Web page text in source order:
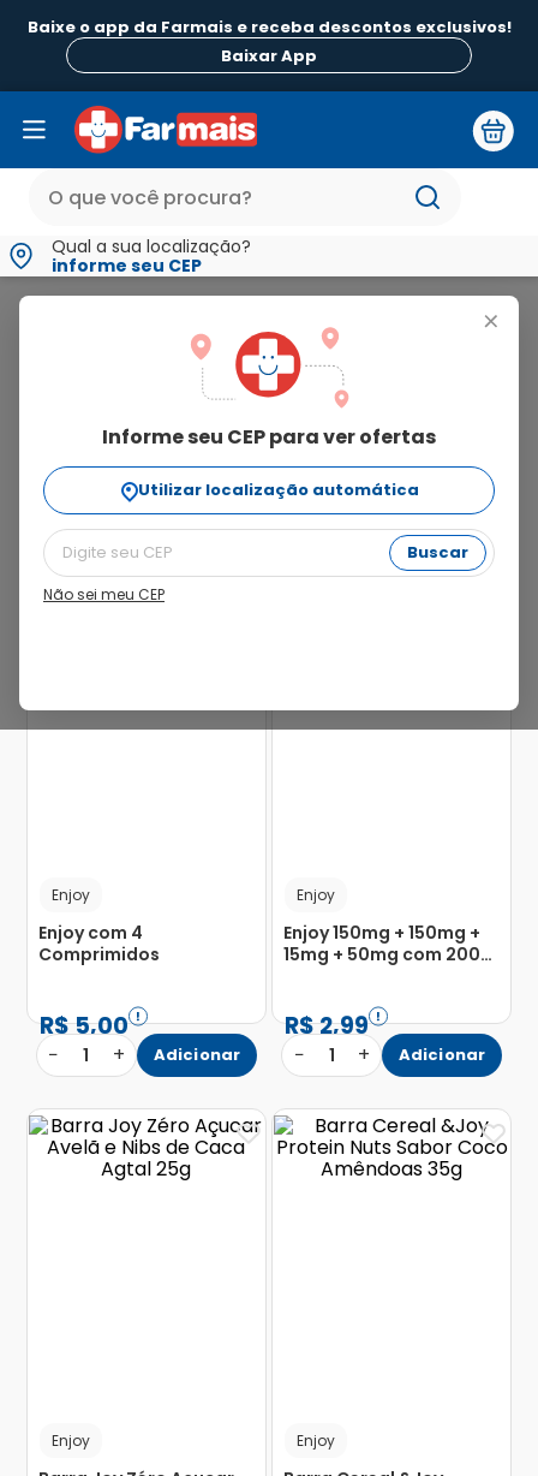
Baixe o app da Farmais e receba descontos exclusivos!
Baixar App
Qual a sua localização?
informe seu CEP
+
Informe seu CEP para ver ofertas
Utilizar localização automática
Buscar
Não sei meu CEP
Ordenar Por
relevância
Enjoy
Enjoy com 4
Comprimidos
R$5,00
− 1 + Adicionar
Enjoy
Enjoy 150mg + 150mg +
15mg + 50mg com 200
R$2,99
− 1 + Adicionar
Enjoy Enjoy